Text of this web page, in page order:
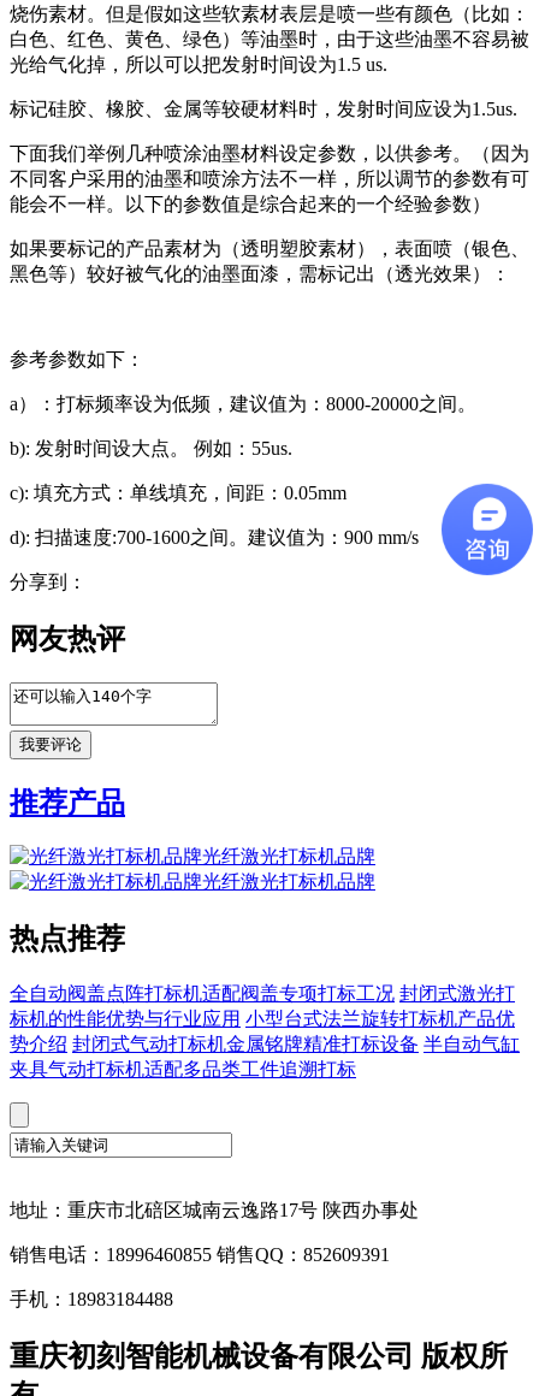
烧伤素材。但是假如这些软素材表层是喷一些有颜色（比如：
白色、红色、黄色、绿色）等油墨时，由于这些油墨不容易被
光给气化掉，所以可以把发射时间设为1.5 us.
标记硅胶、橡胶、金属等较硬材料时，发射时间应设为1.5us.
下面我们举例几种喷涂油墨材料设定参数，以供参考。（因为
不同客户采用的油墨和喷涂方法不一样，所以调节的参数有可
能会不一样。以下的参数值是综合起来的一个经验参数）
如果要标记的产品素材为（透明塑胶素材），表面喷（银色、
黑色等）较好被气化的油墨面漆，需标记出（透光效果）：
参考参数如下：
a）：打标频率设为低频，建议值为：8000-20000之间。
b): 发射时间设大点。 例如：55us.
c): 填充方式：单线填充，间距：0.05mm
d): 扫描速度:700-1600之间。建议值为：900 mm/s
分享到：
网友热评
推荐产品
光纤激光打标机品牌
光纤激光打标机品牌
热点推荐
全自动阀盖点阵打标机适配阀盖专项打标工况 封闭式激光打
标机的性能优势与行业应用 小型台式法兰旋转打标机产品优
势介绍 封闭式气动打标机金属铭牌精准打标设备 半自动气缸
夹具气动打标机适配多品类工件追溯打标
地址：重庆市北碚区城南云逸路17号 陕西办事处
销售电话：18996460855 销售QQ：852609391
手机：18983184488
重庆初刻智能机械设备有限公司 版权所